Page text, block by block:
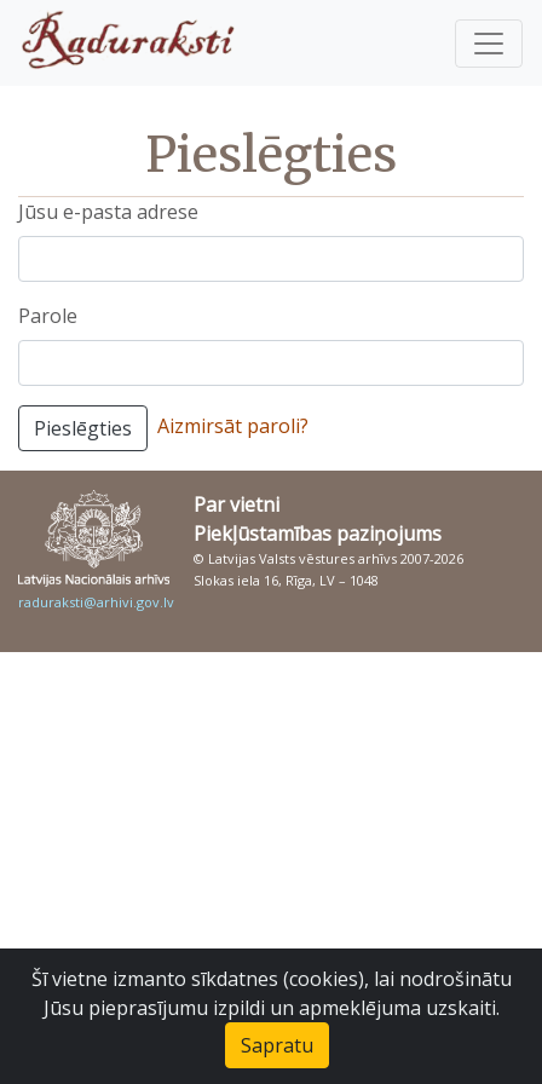
Pieslēgties
Jūsu e-pasta adrese
Parole
Pieslēgties Aizmirsāt paroli?
Par vietni
Piekļūstamības paziņojums
© Latvijas Valsts vēstures arhīvs 2007-2026
Slokas iela 16, Rīga, LV – 1048
raduraksti@arhivi.gov.lv
Šī vietne izmanto sīkdatnes (cookies), lai nodrošinātu
Jūsu pieprasījumu izpildi un apmeklējuma uzskaiti.
Sapratu